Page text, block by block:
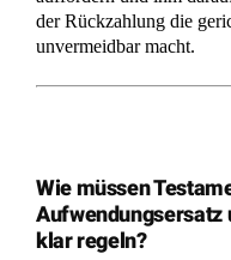
der Rückzahlung die
unvermeidbar macht.
Wie müssen
Aufwendungsersatz
klar regeln?